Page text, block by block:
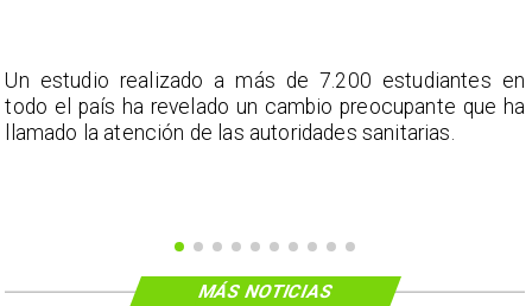
Un estudio realizado a más de 7.200 estudiantes en
todo el país ha revelado un cambio preocupante que ha
llamado la atención de las autoridades sanitarias.
MÁS NOTICIAS